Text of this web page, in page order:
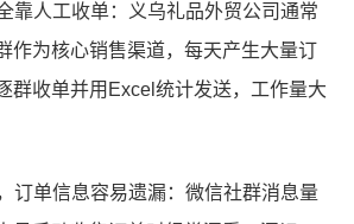
靠人工收单：义乌礼品外贸公司通常
作为核心销售渠道，每天产生大量订
群收单并用Excel统计发送，工作量大
订单信息容易遗漏：微信社群消息量